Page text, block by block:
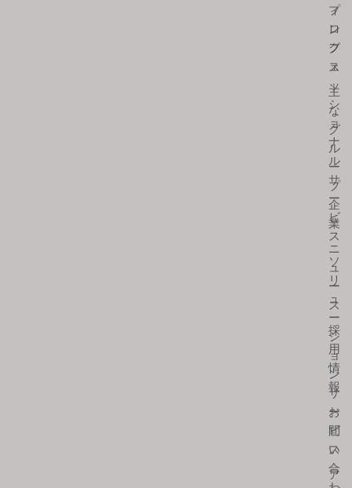
ィ
ン
グ
ス
主
な
グ
ル
ー
プ
企
業
ニ
ュ
ー
ス
採
用
情
報
お
問
い
合
プ
ロ
フ
ェ
ッ
シ
ョ
ナ
ル
サ
ー
ビ
ス
ソ
リ
ュ
ー
シ
ョ
ン
サ
ー
ビ
ス
ア